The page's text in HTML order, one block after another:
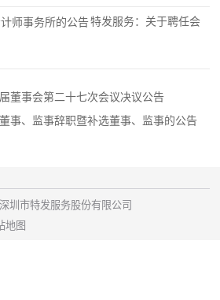
特发服务：关于聘任会
董事会第二十七次会议决议公告
事、监事辞职暨补选董事、监事的公告
圳市特发服务股份有限公司
地图